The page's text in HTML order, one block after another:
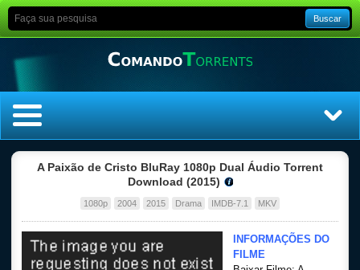
Buscar
Top Séries
A Paixão de Cristo BluRay 1080p Dual Áudio Torrent
Download (2015)
1080p 2004 2015 Drama IMDB-7.1 MKV
INFORMAÇÕES DO
FILME